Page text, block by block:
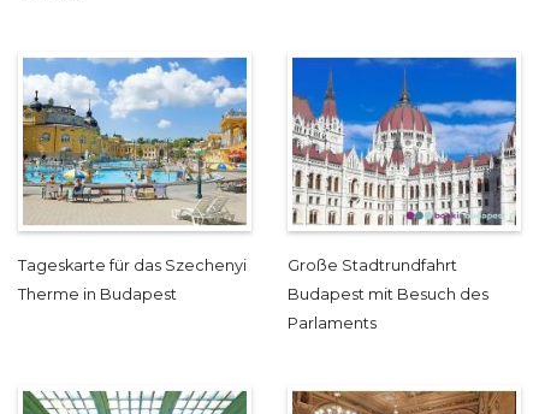
Tageskarte für das Szechenyi
Therme in Budapest
Große Stadtrundfahrt
Budapest mit Besuch des
Parlaments